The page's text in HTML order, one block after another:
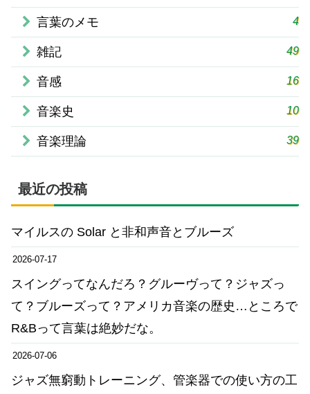
言葉のメモ 4
雑記 49
音感 16
音楽史 10
音楽理論 39
最近の投稿
マイルスの Solar と非和声音とブルーズ
2026-07-17
スイングってなんだろ？グルーヴって？ジャズっ
て？ブルーズって？アメリカ音楽の歴史…ところで
R&Bって言葉は絶妙だな。
2026-07-06
ジャズ無窮動トレーニング、管楽器での使い方の工